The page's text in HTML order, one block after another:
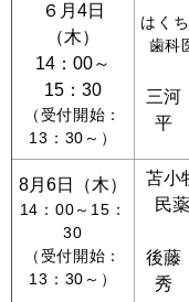
６月4日
（木）
14：00～
15：30
（受付開始：
13：30～）
はく
歯科
三
平
8月6日（木）
14：00～15：
30
（受付開始：
13：30～）
苫小
民
後
秀